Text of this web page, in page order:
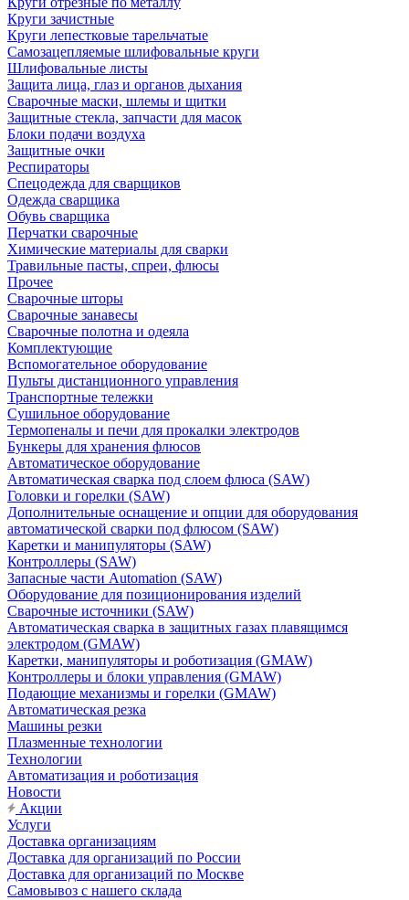
Круги зачистные
Круги лепестковые тарельчатые
Самозацепляемые шлифовальные круги
Шлифовальные листы
Защита лица, глаз и органов дыхания
Сварочные маски, шлемы и щитки
Защитные стекла, запчасти для масок
Блоки подачи воздуха
Защитные очки
Респираторы
Спецодежда для сварщиков
Одежда сварщика
Обувь сварщика
Перчатки сварочные
Химические материалы для сварки
Травильные пасты, спреи, флюсы
Прочее
Сварочные шторы
Сварочные занавесы
Сварочные полотна и одеяла
Комплектующие
Вспомогательное оборудование
Пульты дистанционного управления
Транспортные тележки
Сушильное оборудование
Термопеналы и печи для прокалки электродов
Бункеры для хранения флюсов
Автоматическое оборудование
Автоматическая сварка под слоем флюса (SAW)
Головки и горелки (SAW)
Дополнительные оснащение и опции для оборудования
автоматической сварки под флюсом (SAW)
Каретки и манипуляторы (SAW)
Контроллеры (SAW)
Запасные части Automation (SAW)
Оборудование для позиционирования изделий
Сварочные источники (SAW)
Автоматическая сварка в защитных газах плавящимся
электродом (GMAW)
Каретки, манипуляторы и роботизация (GMAW)
Контроллеры и блоки управления (GMAW)
Подающие механизмы и горелки (GMAW)
Автоматическая резка
Машины резки
Плазменные технологии
Технологии
Автоматизация и роботизация
Новости
Акции
Услуги
Доставка организациям
Доставка для организаций по России
Доставка для организаций по Москве
Самовывоз с нашего склада